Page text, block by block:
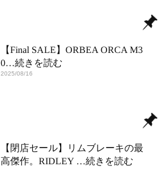
【Final SALE】ORBEA ORCA M3
0…続きを読む
2025/08/16
【閉店セール】リムブレーキの最
高傑作。RIDLEY …続きを読む